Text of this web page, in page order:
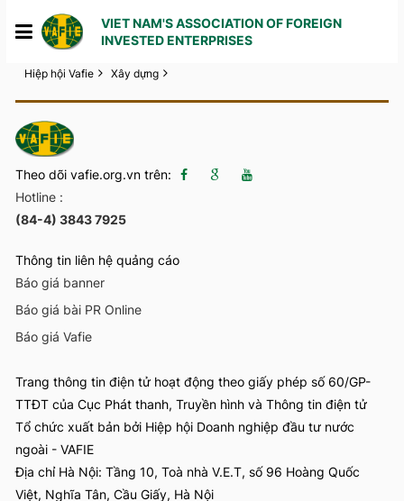
VIET NAM'S ASSOCIATION OF FOREIGN
INVESTED ENTERPRISES
Hiệp hội Vafie
Xây dựng
Theo dõi vafie.org.vn trên:
Hotline :
(84-4) 3843 7925
Thông tin liên hệ quảng cáo
Báo giá banner
Báo giá bài PR Online
Báo giá Vafie
Trang thông tin điện tử hoạt động theo giấy phép số 60/GP-
TTĐT của Cục Phát thanh, Truyền hình và Thông tin điện tử
Tổ chức xuất bản bởi Hiệp hội Doanh nghiệp đầu tư nước
ngoài - VAFIE
Địa chỉ Hà Nội: Tầng 10, Toà nhà V.E.T, số 96 Hoàng Quốc
Việt, Nghĩa Tân, Cầu Giấy, Hà Nội